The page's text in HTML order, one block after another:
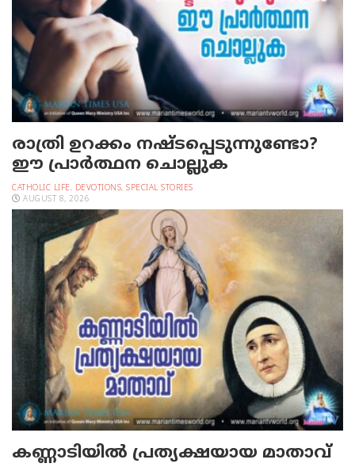
രാത്രി ഉറക്കം നഷ്ടപ്പെടുന്നുണ്ടോ?
ഈ പ്രാര്‍ത്ഥന ചൊല്ലുക
CATHOLIC LIFE, DEVOTIONS, SPECIAL STORIES
AUGUST 8, 2026
കണ്ണാടിയില്‍ പ്രത്യക്ഷയായ മാതാവ്